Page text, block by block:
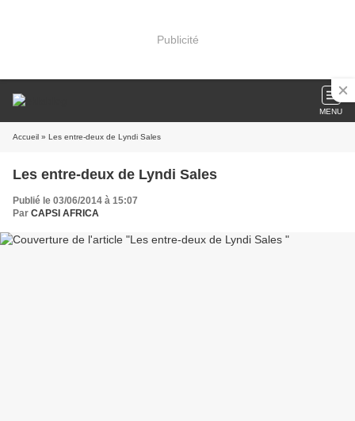
Publicité
MENU
Accueil » Les entre-deux de Lyndi Sales
Les entre-deux de Lyndi Sales
Publié le 03/06/2014 à 15:07
Par CAPSI AFRICA